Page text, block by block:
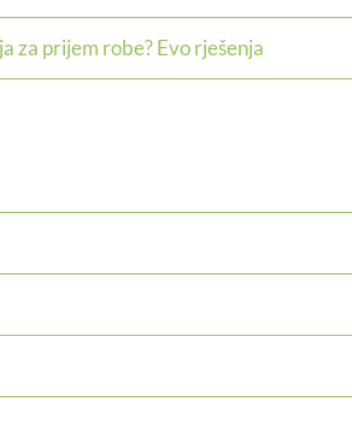
za prijem robe? Evo rješenja